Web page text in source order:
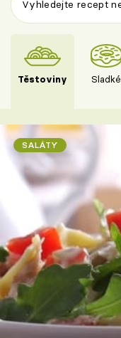
Těstoviny Sladké
SALÁTY